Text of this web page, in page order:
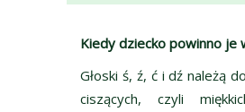
Kiedy dziecko powinno je
Głoski ś, ź, ć i dź należą
ciszących, czyli